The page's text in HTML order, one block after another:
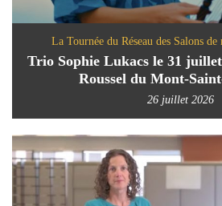
La Tournée du Réseau des Salons de
Trio Sophie Lukacs le 31
Roussel du Mont-
26 juillet 2026